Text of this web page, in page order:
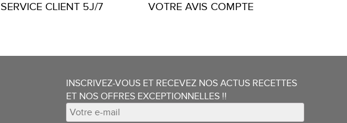
SERVICE CLIENT 5J/7 VOTRE AVIS COMPTE
INSCRIVEZ-VOUS ET RECEVEZ NOS ACTUS RECETTES
ET NOS OFFRES EXCEPTIONNELLES !!